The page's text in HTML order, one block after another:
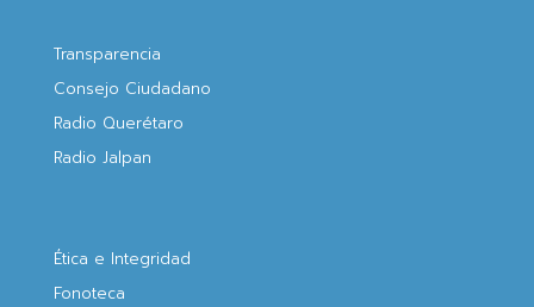
Transparencia
Consejo Ciudadano
Radio Querétaro
Radio Jalpan
Ética e Integridad
Fonoteca